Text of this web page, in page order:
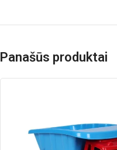
Panašūs produktai